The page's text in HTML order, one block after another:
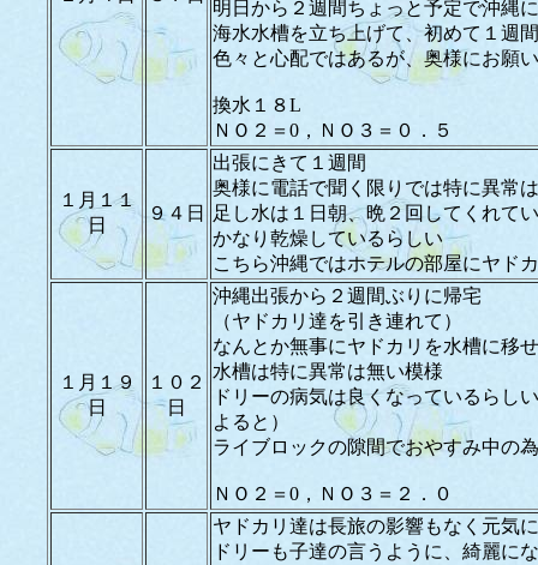
明日から２週間ちょっと予定で沖縄
海水水槽を立ち上げて、初めて１週
色々と心配ではあるが、奥様にお願
換水１８L
ＮＯ２＝0，ＮＯ３＝０．５
１月１１
日
９４日
出張にきて１週間
奥様に電話で聞く限りでは特に異常
足し水は１日朝、晩２回してくれて
かなり乾燥しているらしい
こちら沖縄ではホテルの部屋にヤド
１月１９
日
１０２
日
沖縄出張から２週間ぶりに帰宅
（ヤドカリ達を引き連れて）
なんとか無事にヤドカリを水槽に移
水槽は特に異常は無い模様
ドリーの病気は良くなっているらし
よると）
ライブロックの隙間でおやすみ中の
ＮＯ２＝0，ＮＯ３＝２．０
ヤドカリ達は長旅の影響もなく元気
ドリーも子達の言うように、綺麗に